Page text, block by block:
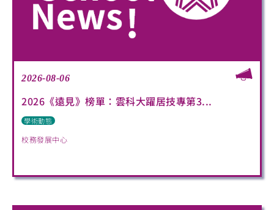
2026-08-06
2026《遠見》榜單：雲科大躍居技專第3...
學術動態
校務發展中心